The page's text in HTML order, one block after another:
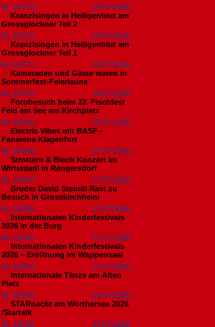
Nr. 18773
19.07.2026
Kranzlsingen in Heiligenblut am
Grossglockner Teil 2
Nr. 18772
19.07.2026
Kranzlsingen in Heiligenblut am
Grossglockner Teil 1
Nr. 18771
19.07.2026
Kameraden und Gäste waren in
Sommerfest-Feierlaune
Nr. 18770
18.07.2026
Fotobesuch beim 22. Fischfest
Feld am See am Kirchplatz
Nr. 18769
18.07.2026
Electric Vibes mit BASF -
Fanarena Klagenfurt
Nr. 18768
17.07.2026
Strottern & Blech Konzert im
Wirtstdadl in Rangersdorf
Nr. 18767
17.07.2026
Bruder David Steindl Rast zu
Besuch in Grosskirchheim
Nr. 18766
17.07.2026
Internationalen Kinderfestivals
2026 in der Burg
Nr. 18765
17.07.2026
Internationalen Kinderfestivals
2026 – Eröffnung im Wappensaal
Nr. 18764
17.07.2026
Internationale Tänze am Alten
Platz
Nr. 18763
14.07.2026
STARnacht am Wörthersee 2026
/Startalk
Nr. 18762
14.07.2026